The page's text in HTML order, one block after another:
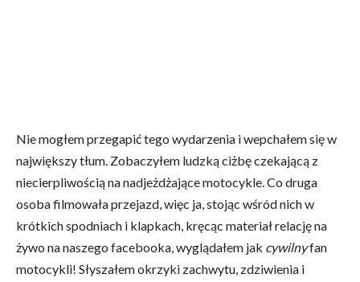
Nie mogłem przegapić tego wydarzenia i wepchałem się w
największy tłum. Zobaczyłem ludzką ciżbę czekającą z
niecierpliwością na nadjeżdżające motocykle. Co druga
osoba filmowała przejazd, więc ja, stojąc wśród nich w
krótkich spodniach i klapkach, kręcąc materiał relację na
żywo na naszego facebooka, wyglądałem jak cywilnyfan
motocykli! Słyszałem okrzyki zachwytu, zdziwienia i